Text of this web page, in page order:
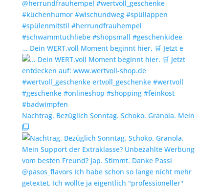
... Dein WERT.voll Moment beginnt hier. 🛒 Jetzt e
Nachtrag. Bezüglich Sonntag. Schoko. Granola. Mein